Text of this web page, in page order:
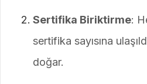
Sertifika Biriktirme:
sertifika sayısına
doğar.